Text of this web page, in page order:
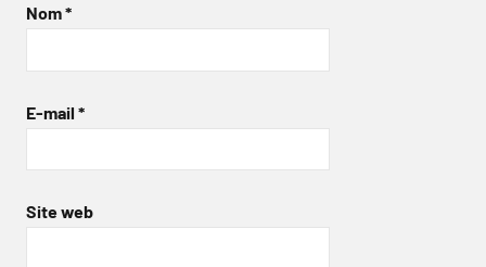
Nom*
E-mail *
Site web